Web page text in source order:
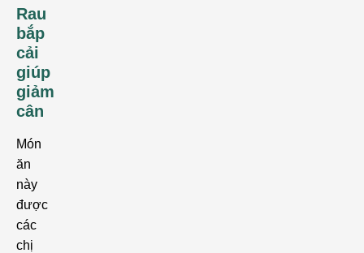
Rau
bắp
cải
giúp
giảm
cân
Món
ăn
này
được
các
chị